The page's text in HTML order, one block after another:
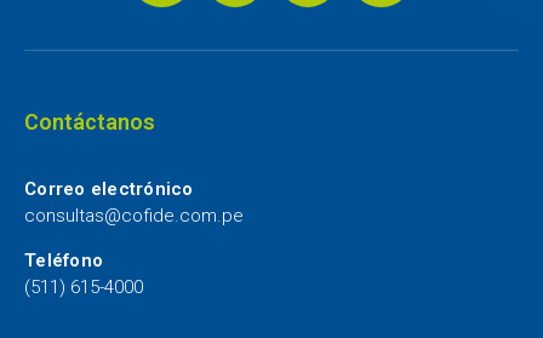
Contáctanos
Correo electrónico
consultas@cofide.com.pe
Teléfono
(511) 615-4000